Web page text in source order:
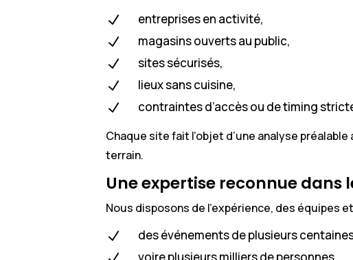
N
entreprises en activité,
N magasins ouverts au public,
N sites sécurisés,
N lieux sans cuisine,
N contraintes d’accès ou de timing
Chaque site fait l’objet d’une analyse
terrain.
Une expertise reconnue dans
Nous disposons de l’expérience, des équipes
N
des événements de plusieurs
voire plusieurs milliers de personnes,